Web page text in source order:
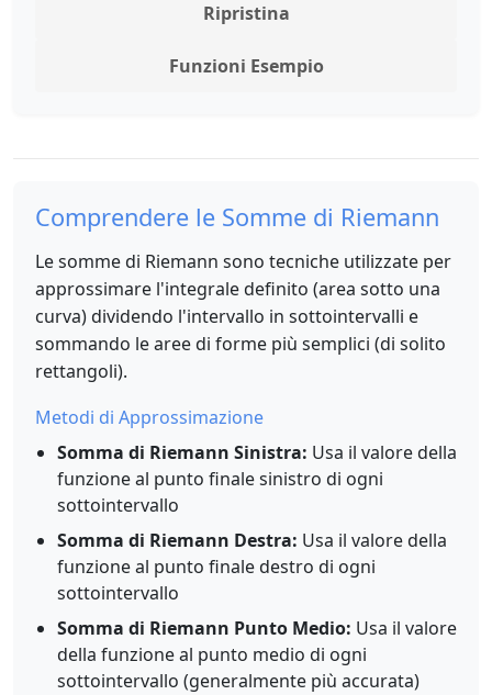
Ripristina
Funzioni Esempio
Comprendere le Somme di Riemann
Le somme di Riemann sono tecniche utilizzate per
approssimare l'integrale definito (area sotto una
curva) dividendo l'intervallo in sottointervalli e
sommando le aree di forme più semplici (di solito
rettangoli).
Metodi di Approssimazione
Somma di Riemann Sinistra: Usa il valore della
funzione al punto finale sinistro di ogni
sottointervallo
Somma di Riemann Destra: Usa il valore della
funzione al punto finale destro di ogni
sottointervallo
Somma di Riemann Punto Medio: Usa il valore
della funzione al punto medio di ogni
sottointervallo (generalmente più accurata)